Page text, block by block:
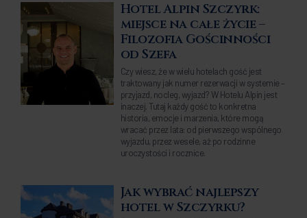
Hotel Alpin Szczyrk:
miejsce na całe życie –
Filozofia Gościnności
od Szefa
Czy wiesz, że w wielu hotelach gość jest
traktowany jak numer rezerwacji w systemie –
przyjazd, nocleg, wyjazd? W Hotelu Alpin jest
inaczej. Tutaj każdy gość to konkretna
historia, emocje i marzenia, które mogą
wracać przez lata: od pierwszego wspólnego
wyjazdu, przez wesele, aż po rodzinne
uroczystości i rocznice.
Jak wybrać najlepszy
hotel w Szczyrku?